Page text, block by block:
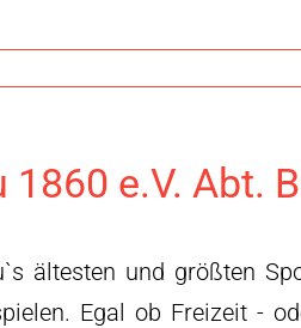
1860 e.V. Abt.
ältesten und größten
Egal ob Freizeit -